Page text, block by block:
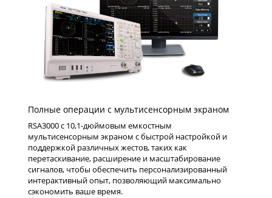
Полные операции с мультисенсорным экраном
RSA3000 с 10,1-дюймовым емкостным
мультисенсорным экраном с быстрой настройкой и
поддержкой различных жестов, таких как
перетаскивание, расширение и масштабирование
сигналов, чтобы обеспечить персонализированный
интерактивный опыт, позволяющий максимально
сэкономить ваше время.